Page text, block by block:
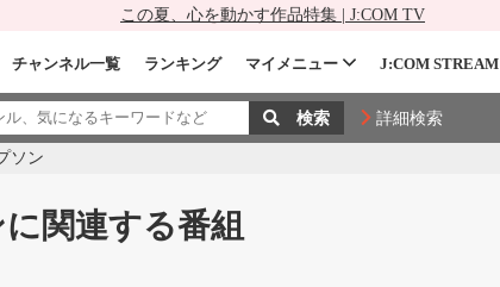
この夏、心を動かす作品特集 | J:COM TV
チャンネル一覧 ランキング マイメニュー J:COM STREAM
詳細検索
ソン
関連する番組